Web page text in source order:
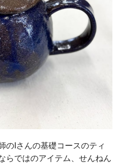
のIさんの基礎コースのティ
らではのアイテム、せんねん